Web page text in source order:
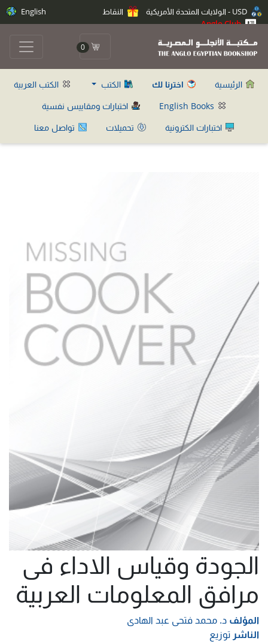
النقاط
Anglo Club
English
0
الرئيسية اخترنا لك الكتب
الكتب العربية
اختبارات ومقاييس نفسية
اختبارات الكترونية
تحميلات تواصل معنا
الجودة وقياس الاداء فى
مرافق المعلومات العربية
المؤلف د. محمد فتحى عبد الهادى
الناشر توزيع